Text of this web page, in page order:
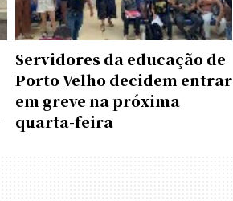
Servidores da educação de
Porto Velho decidem entrar
em greve na próxima
quarta-feira